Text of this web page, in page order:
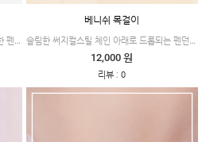
가죽 라인으로 시크하고 펑키하게, 드레시한 펜던트로 찰랑거리는 하늘하늘함까지 지닌 제품이에요.
베니쉬 목걸이
슬림한 써지컬스틸 체인 아래로 드롭되는 펜던트가 독특한 디자인으로 멋스러운 제품이에요.
12,000 원
리뷰 :0